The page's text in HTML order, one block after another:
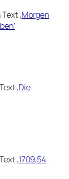
Text‚Morgen
‚Die
‚1709,54